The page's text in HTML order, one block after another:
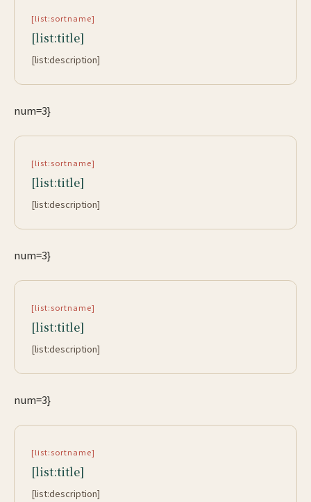
[list:sortname]
[list:title]
[list:description]
num=3}
[list:sortname]
[list:title]
[list:description]
num=3}
[list:sortname]
[list:title]
[list:description]
num=3}
[list:sortname]
[list:title]
[list:description]